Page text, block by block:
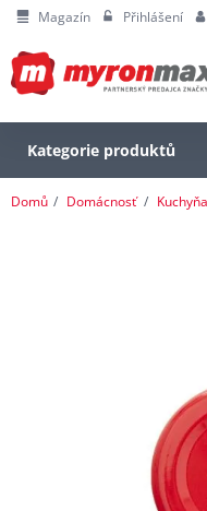
Magazín Přihlášení
Kategorie produktů
Domů Domácnosť